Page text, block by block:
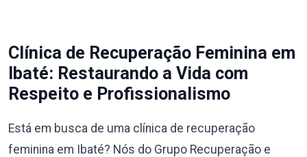
Clínica de Recuperação Feminina em
Ibaté: Restaurando a Vida com
Respeito e Profissionalismo
Está em busca de uma clínica de recuperação
feminina em Ibaté? Nós do Grupo Recuperação e